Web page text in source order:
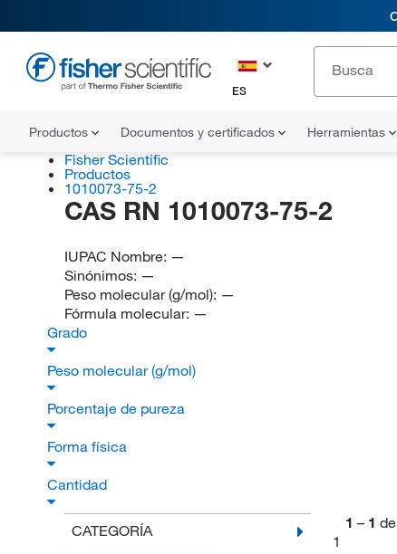
ES
Productos Documentos y certificados Herramientas
Fisher Scientific
Productos
1010073-75-2
CAS RN 1010073-75-2
IUPAC Nombre: —
Sinónimos: —
Peso molecular (g/mol): —
Fórmula molecular: —
Grado
Peso molecular (g/mol)
Porcentaje de pureza
Forma física
Cantidad
CATEGORÍA
1 – 1 de
1